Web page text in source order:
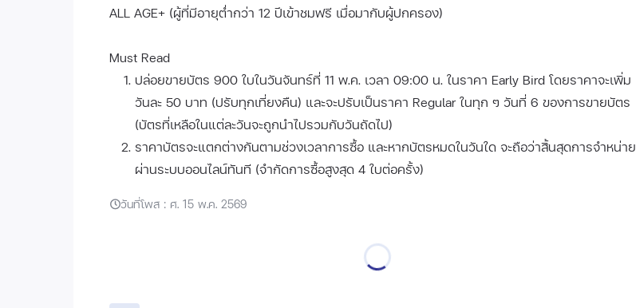
ALL AGE+ (ผู้ที่มีอายุต่ำกว่า 12 ปีเข้าชมฟรี เมื่อมากับผู้ปกครอง)
Must Read
ปล่อยขายบัตร 900 ใบในวันจันทร์ที่ 11 พ.ค. เวลา 09:00 น. ในราคา Early Bird โดยราคาจะเพิ่ม
วันละ 50 บาท (ปรับทุกเที่ยงคืน) และจะปรับเป็นราคา Regular ในทุก ๆ วันที่ 6 ของการขายบัตร
(บัตรที่เหลือในแต่ละวันจะถูกนำไปรวมกับวันถัดไป)
ราคาบัตรจะแตกต่างกันตามช่วงเวลาการซื้อ และหากบัตรหมดในวันใด จะถือว่าสิ้นสุดการจำหน่าย
ผ่านระบบออนไลน์ทันที (จำกัดการซื้อสูงสุด 4 ใบต่อครั้ง)
วันที่โพส : ศ. 15 พ.ค. 2569